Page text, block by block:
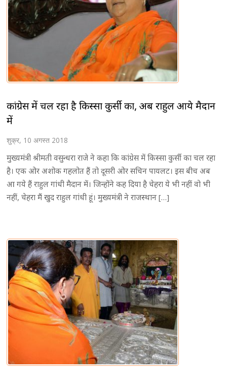
कांग्रेस में चल रहा है किस्सा कुर्सी का, अब राहुल आये मैदान
में
शुक्र, 10 अगस्त 2018
मुख्यमंत्री श्रीमती वसुन्धरा राजे ने कहा कि कांग्रेस में किस्सा कुर्सी का चल रहा
है। एक ओर अशोक गहलोत हैं तो दूसरी ओर सचिन पायलट। इस बीच अब
आ गये हैं राहुल गांधी मैदान में। जिन्होंने कह दिया है चेहरा ये भी नहीं वो भी
नहीं, चेहरा मैं खुद राहुल गांधी हूं। मुख्यमंत्री ने राजस्थान […]